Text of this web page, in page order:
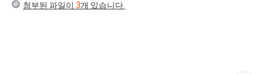
첨부된 파일이 3개 있습니다.